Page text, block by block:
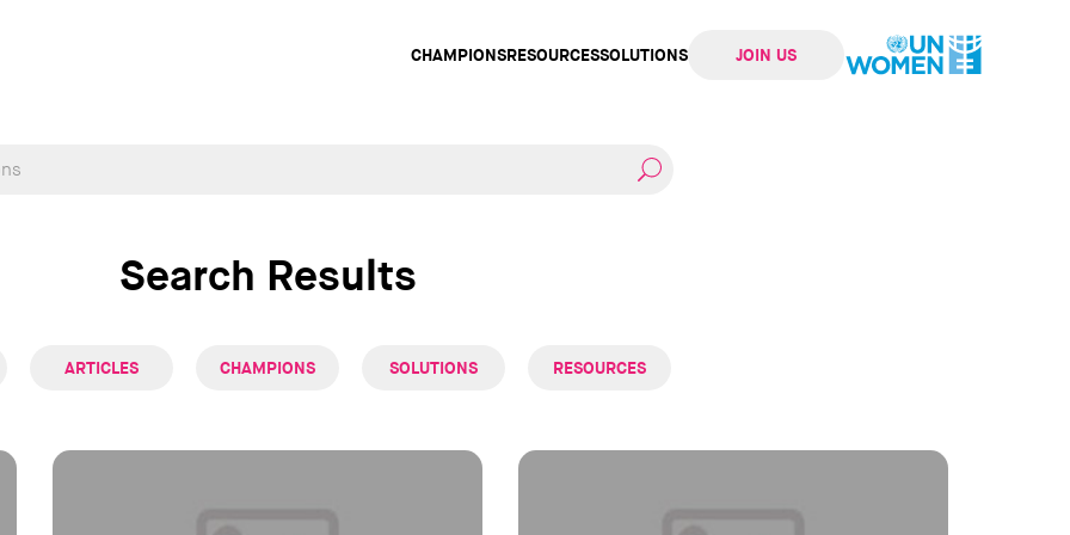
CHAMPIONSRESOURCESSOLUTIONS JOIN US
Search Results
ARTICLES CHAMPIONS SOLUTIONS RESOURCES